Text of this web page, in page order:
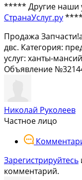
***** Другие наши
СтранаУслуг.ру
Продажа
двс. Категория:
услуг: ханты-
Объявление
Николай Руколеев
Частное лицо
Зарегистрируйтесь
комментарий.